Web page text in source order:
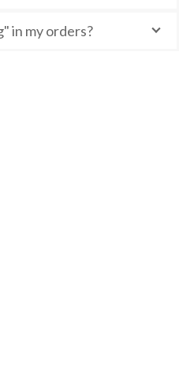
in my orders?